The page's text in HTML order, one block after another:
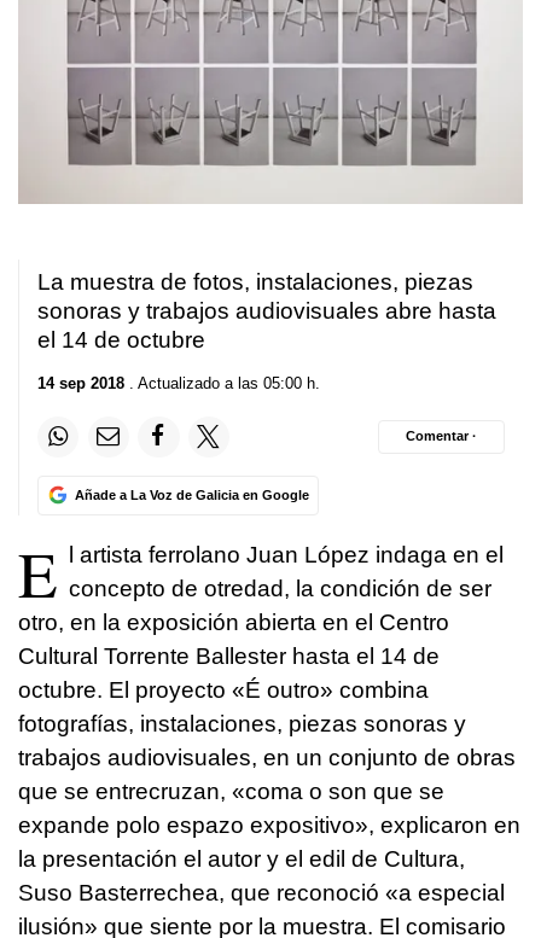
La muestra de fotos, instalaciones, piezas
sonoras y trabajos audiovisuales abre hasta
el 14 de octubre
14 sep 2018 . Actualizado a las 05:00 h.
Añade a La Voz de Galicia en Google
Comentar ·
E l artista ferrolano Juan López indaga en el
concepto de otredad, la condición de ser
otro, en la exposición abierta en el Centro
Cultural Torrente Ballester hasta el 14 de
octubre. El proyecto «É outro» combina
fotografías, instalaciones, piezas sonoras y
trabajos audiovisuales, en un conjunto de obras
que se entrecruzan, «coma o son que se
expande polo espazo expositivo», explicaron en
la presentación el autor y el edil de Cultura,
Suso Basterrechea, que reconoció «a especial
ilusión» que siente por la muestra. El comisario